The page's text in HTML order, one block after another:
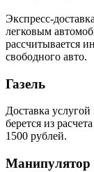
Экспресс-
легковым
рассчитывается
свободного авто.
Газель
Доставка услугой
берется из
1500 рублей.
Манипулятор